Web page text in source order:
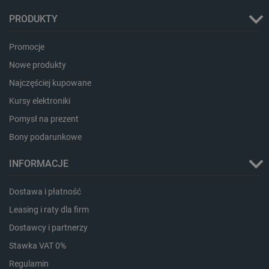
PRODUKTY
Promocje
Nowe produkty
Najczęściej kupowane
Kursy elektroniki
Pomysł na prezent
Bony podarunkowe
INFORMACJE
Dostawa i płatność
Leasing i raty dla firm
Dostawcy i partnerzy
Stawka VAT 0%
Regulamin